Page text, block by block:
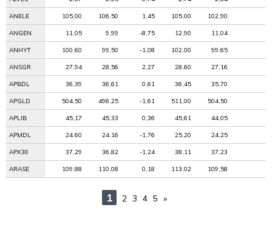
ANELE 105,00 106,50 1,45 105,00 102,90
ANGEN 11,05 9,99 -8,75 12,90 11,04
ANHYT 100,60 99,50 -1,08 102,00 99,65
ANSGR 27,94 28,56 2,27 28,60 27,16
APBDL 36,39 36,61 0,61 36,45 35,70
APGLD 504,50 496,25 -1,61 511,00 504,50
APLIB 45,17 45,33 0,36 45,61 44,05
APMDL 24,60 24,16 -1,76 25,20 24,25
APX30 37,29 36,82 -1,24 38,11 37,23
ARASE 109,88 110,08 0,18 113,02 109,58
1 2 3 4 5 »